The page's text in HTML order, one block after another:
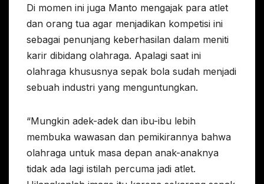
Di momen ini juga Manto mengajak para atlet
dan orang tua agar menjadikan kompetisi ini
sebagai penunjang keberhasilan dalam meniti
karir dibidang olahraga. Apalagi saat ini
olahraga khususnya sepak bola sudah menjadi
sebuah industri yang menguntungkan.
“Mungkin adek-adek dan ibu-ibu lebih
membuka wawasan dan pemikirannya bahwa
olahraga untuk masa depan anak-anaknya
tidak ada lagi istilah percuma jadi atlet.